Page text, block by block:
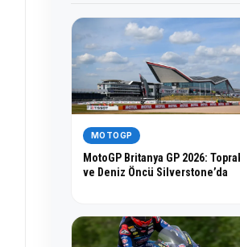
MOTOGP
MotoGP Britanya GP 2026:
ve Deniz Öncü Silverstone’da